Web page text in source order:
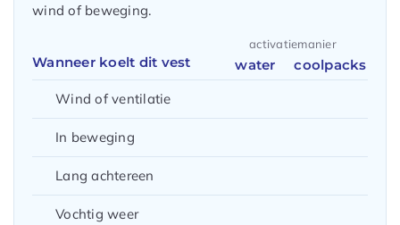
wind of beweging.
Wanneer koelt dit vest
activatiemanier
water
coolpacks
Wind of ventilatie
In beweging
Lang achtereen
Vochtig weer